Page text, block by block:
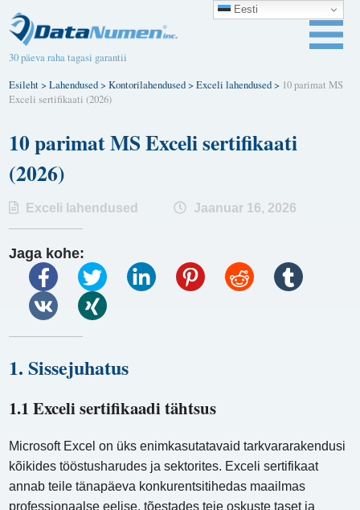
30 päeva raha tagasi garantii
Esileht>Lahendused>Kontorilahendused>Exceli lahendused> 10 parimat MS
Exceli sertifikaati (2026)
10 parimat MS Exceli sertifikaati
(2026)
Exceli lahendused Jaanuar 16, 2026
Jaga kohe:
1. Sissejuhatus
1.1 Exceli sertifikaadi tähtsus
Microsoft Excel on üks enimkasutatavaid tarkvararakendusi
kõikides tööstusharudes ja sektorites. Exceli sertifikaat
annab teile tänapäeva konkurentsitihedas maailmas
professionaalse eelise, tõestades teie oskuste taset ja
Eesti